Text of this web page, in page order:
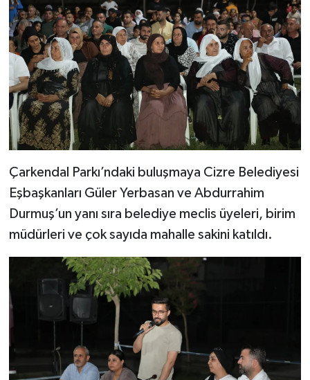
Çarkendal Parkı’ndaki buluşmaya Cizre Belediyesi
Eşbaşkanları Güler Yerbasan ve Abdurrahim
Durmuş’un yanı sıra belediye meclis üyeleri, birim
müdürleri ve çok sayıda mahalle sakini katıldı.